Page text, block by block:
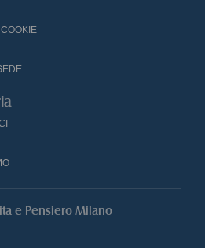
e Pensiero Milano